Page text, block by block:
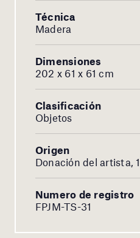
Técnica
Madera
Dimensiones
202 x 61 x 61 cm
Clasificación
Objetos
Origen
Donación del artista,
Numero de registro
FPJM-TS-31